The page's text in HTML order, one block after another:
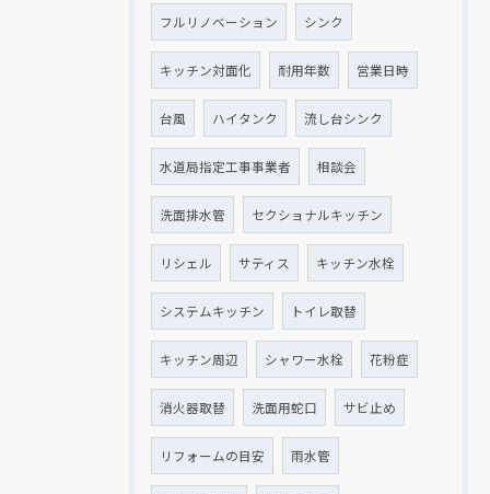
フルリノベーション シンク
キッチン対面化 耐用年数 営業日時
台風 ハイタンク 流し台シンク
水道局指定工事事業者 相談会
洗面排水管 セクショナルキッチン
リシェル サティス キッチン水栓
システムキッチン トイレ取替
キッチン周辺 シャワー水栓 花粉症
消火器取替 洗面用蛇口 サビ止め
リフォームの目安 雨水管